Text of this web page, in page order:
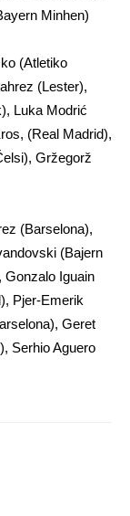
Minhen)
(Atletiko
(Lester),
Luka Modrić
(Real Madrid),
Gržegorž
(Barselona),
(Bajern
Gonzalo Iguain
Pjer-Emerik
Geret
Serhio Aguero